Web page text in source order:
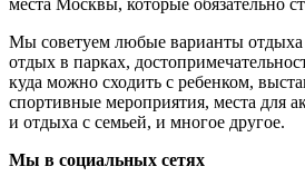
Мы советуем любые варианты
отдых в парках,
куда можно сходить с ребенком,
спортивные мероприятия, места для
и отдыха с семьей, и многое другое.
Мы в социальных сетях